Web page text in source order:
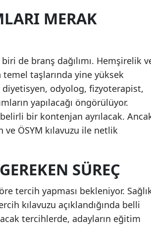
Kahramanmaraş
Muğla
Muş
Nevşehir
Niğde
Samsun
Siirt
MERAK
de branş dağılımı. Hemşirelik
taşlarında yine yüksek
diyetisyen, odyolog, fizyoterapist,
yapılacağı öngörülüyor.
bir kontenjan ayrılacak.
ve ÖSYM kılavuzu ile netlik
SÜREÇ
tercih yapması bekleniyor.
kılavuzu açıklandığında belli
tercihlerde, adayların eğitim